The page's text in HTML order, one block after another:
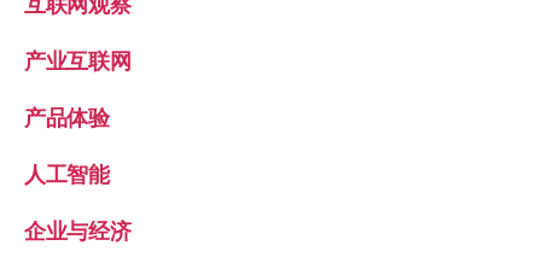
产业互联网
产品体验
人工智能
企业与经济